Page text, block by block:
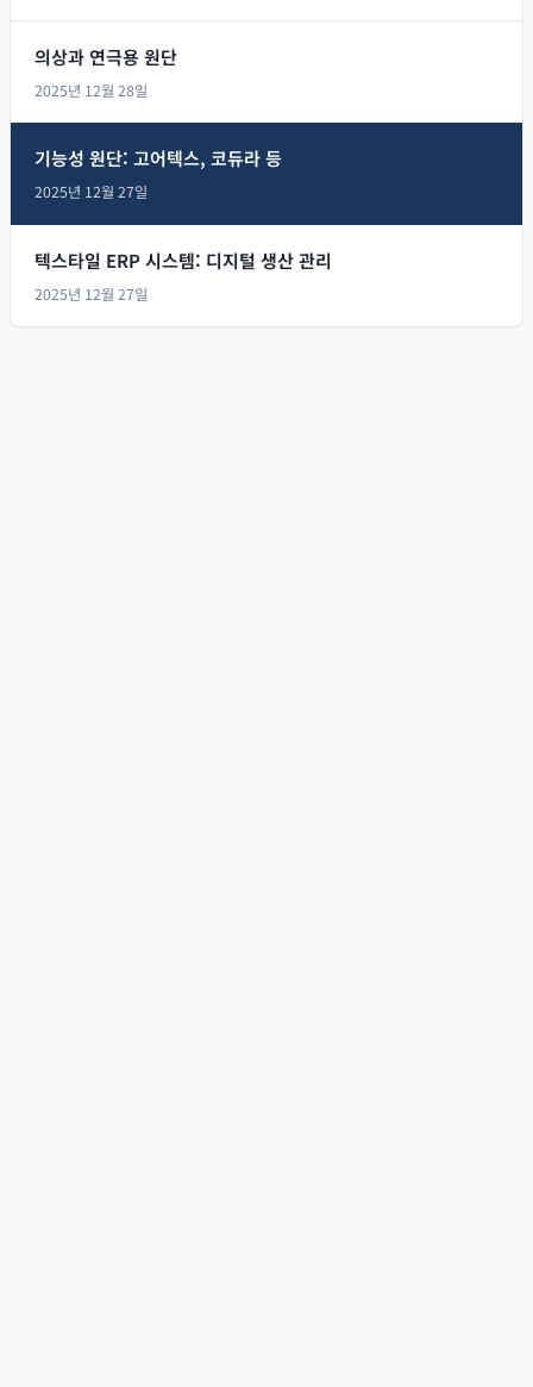
의상과 연극용 원단
2025년 12월 28일
기능성 원단: 고어텍스, 코듀라 등
2025년 12월 27일
텍스타일 ERP 시스템: 디지털 생산 관리
2025년 12월 27일